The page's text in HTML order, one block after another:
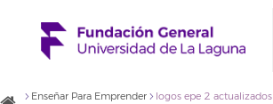
Enseñar Para Emprender logos epe 2 actualizados